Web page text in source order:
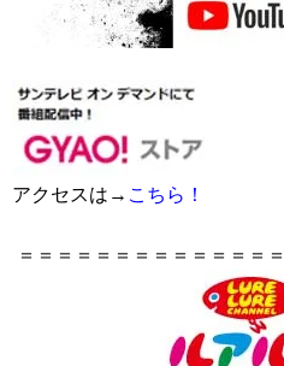
アクセスは→ こちら！
＝＝＝＝＝＝＝＝＝＝＝＝＝